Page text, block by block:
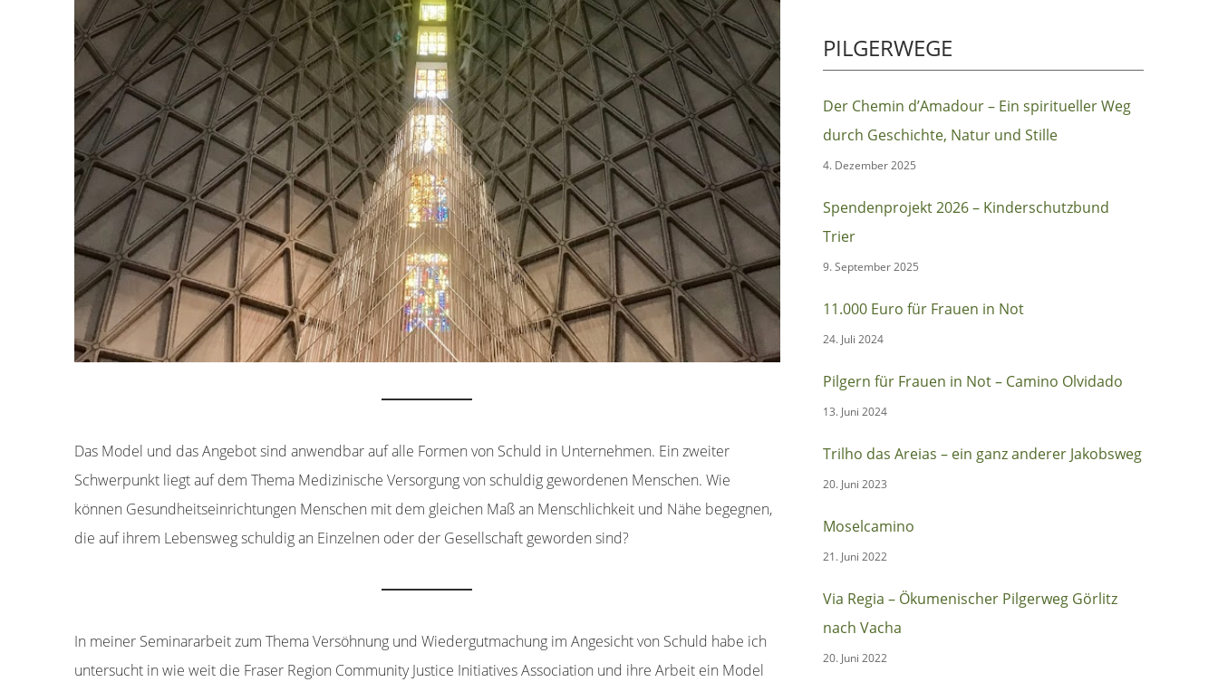
Das Model und das Angebot sind anwendbar auf alle Formen von Schuld in Unternehmen. Ein zweiter
Schwerpunkt liegt auf dem Thema Medizinische Versorgung von schuldig gewordenen Menschen. Wie
können Gesundheitseinrichtungen Menschen mit dem gleichen Maß an Menschlichkeit und Nähe begegnen,
die auf ihrem Lebensweg schuldig an Einzelnen oder der Gesellschaft geworden sind?
In meiner Seminararbeit zum Thema Versöhnung und Wiedergutmachung im Angesicht von Schuld habe ich
untersucht in wie weit die Fraser Region Community Justice Initiatives Association und ihre Arbeit ein Model
PILGERWEGE
Der Chemin d’Amadour – Ein spiritueller Weg
durch Geschichte, Natur und Stille
4. Dezember 2025
Spendenprojekt 2026 – Kinderschutzbund
Trier
9. September 2025
11.000 Euro für Frauen in Not
24. Juli 2024
Pilgern für Frauen in Not – Camino Olvidado
13. Juni 2024
Trilho das Areias – ein ganz anderer Jakobsweg
20. Juni 2023
Moselcamino
21. Juni 2022
Via Regia – Ökumenischer Pilgerweg Görlitz
nach Vacha
20. Juni 2022